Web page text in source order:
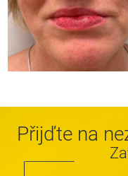
Přijďte na